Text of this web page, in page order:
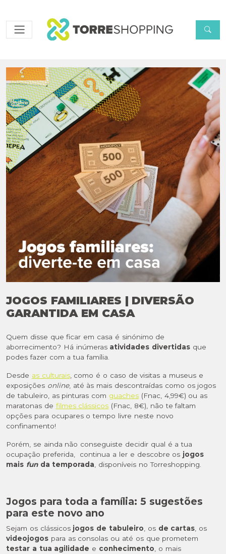
JOGOS FAMILIARES | DIVERSÃO
GARANTIDA EM CASA
Quem disse que ficar em casa é sinónimo de
aborrecimento? Há inúmeras atividades divertidas que
podes fazer com a tua família.
Desde as culturais, como é o caso de visitas a museus e
exposições online, até às mais descontraídas como os jogos
de tabuleiro, as pinturas com guaches (Fnac, 4,99€) ou as
maratonas de filmes clássicos (Fnac, 8€), não te faltam
opções para ocupares o tempo livre neste novo
confinamento!
Porém, se ainda não conseguiste decidir qual é a tua
ocupação preferida, continua a ler e descobre os jogos
mais funda temporada, disponíveis no Torreshopping.
Jogos para toda a família: 5 sugestões
para este novo ano
Sejam os clássicosjogos de tabuleiro, os de cartas, os
videojogos para as consolas ou até os que prometem
testar a tua agilidade e conhecimento, o mais